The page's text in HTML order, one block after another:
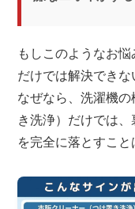
もしこのようなお
だけでは解決できな
なぜなら、洗濯機
き洗浄）だけでは
を完全に落とすこと